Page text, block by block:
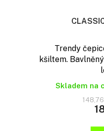
Trendy
kšiltem.
Skladem na
148,76